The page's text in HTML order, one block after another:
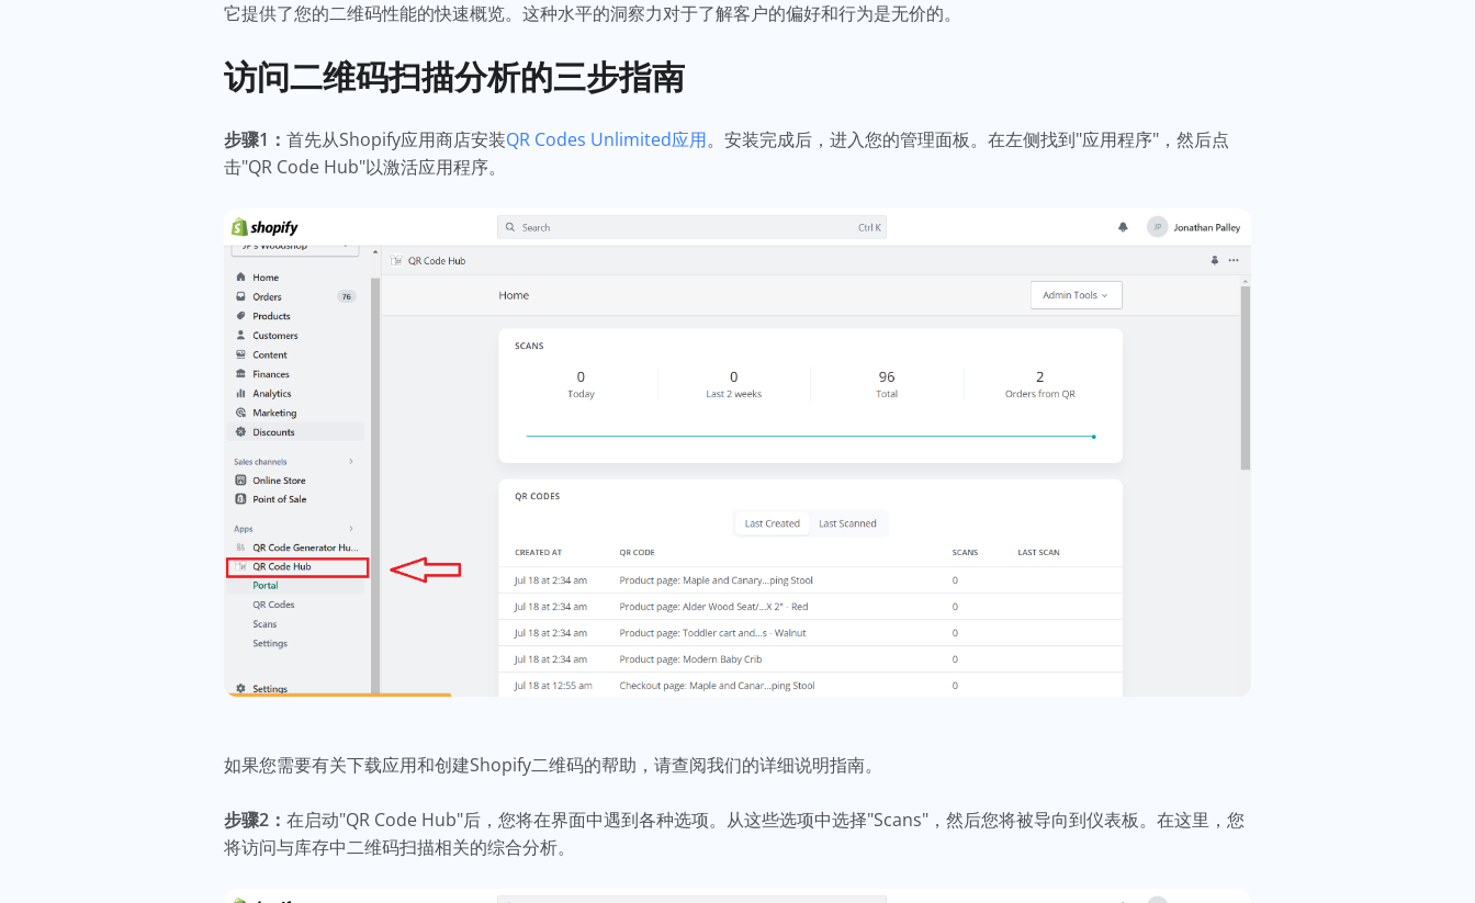
它提供了您的二维码性能的快速概览。这种水平的洞察力对于了解客户的偏好和行为是无价的。
访问二维码扫描分析的三步指南
步骤1： 首先从Shopify应用商店安装QR Codes Unlimited应用。安装完成后，进入您的管理面板。在左侧找到"应用程序"，然后点
击"QR Code Hub"以激活应用程序。
如果您需要有关下载应用和创建Shopify二维码的帮助，请查阅我们的详细说明指南。
步骤2： 在启动"QR Code Hub"后，您将在界面中遇到各种选项。从这些选项中选择"Scans"，然后您将被导向到仪表板。在这里，您
将访问与库存中二维码扫描相关的综合分析。